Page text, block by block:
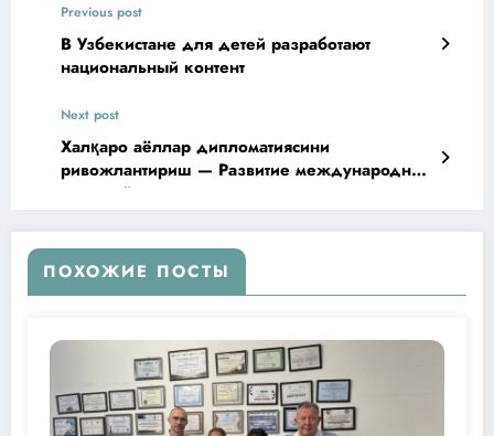
Previous post
В Узбекистане для детей разработают
национальный контент
Next post
Халқаро аёллар дипломатиясини
ривожлантириш — Развитие международной
женской дипломатии
ПОХОЖИЕ ПОСТЫ